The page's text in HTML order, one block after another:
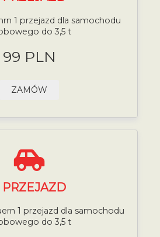
1 przejazd dla samochodu
do 3,5 t
99 PLN
ZAMÓW
PRZEJAZD
1 przejazd dla samochodu
do 3,5 t